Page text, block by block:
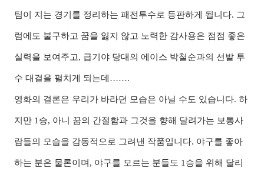
팀이 지는 경기를 정리하는 패전투수로 등판하게 됩니다. 그
럼에도 불구하고 꿈을 잃지 않고 노력한 감사용은 점점 좋은
실력을 보여주고, 급기야 당대의 에이스 박철순과의 선발 투
수 대결을 펼치게 되는데…….
영화의 결론은 우리가 바라던 모습은 아닐 수도 있습니다. 하
지만 1승, 아니 꿈의 간절함과 그것을 향해 달려가는 보통사
람들의 모습을 감동적으로 그려낸 작품입니다. 야구를 좋아
하는 분은 물론이며, 야구를 모르는 분들도 1승을 위해 달리